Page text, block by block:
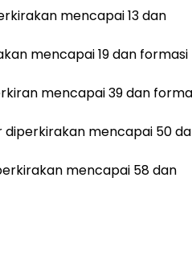
mencapai 13 dan
mencapai 19 dan formasi
mencapai 39 dan
mencapai 50
mencapai 58 dan